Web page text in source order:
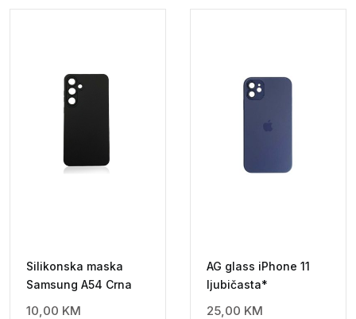
Silikonska maska
Samsung A54 Crna
10,00 KM
AG glass iPhone 11
ljubičasta*
25,00 KM